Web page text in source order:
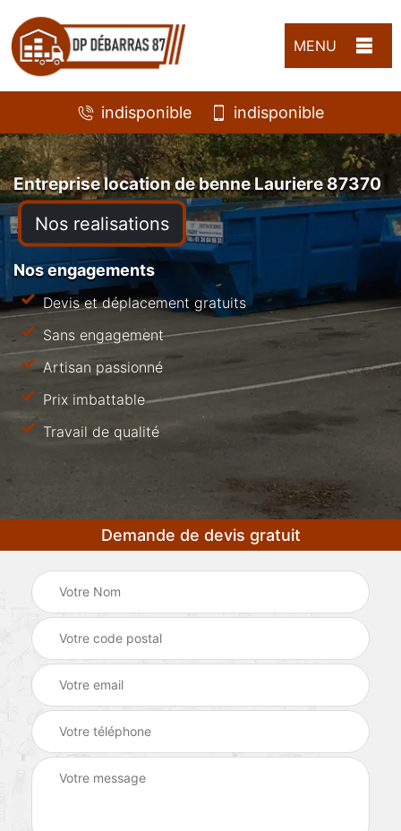
MENU
indisponible indisponible
Entreprise location de benne Lauriere 87370
Nos realisations
Nos engagements
Devis et déplacement gratuits
Sans engagement
Artisan passionné
Prix imbattable
Travail de qualité
Demande de devis gratuit